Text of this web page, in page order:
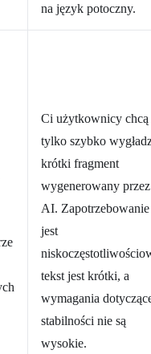
na język potoczny.
Ci użytkownicy chcą
tylko szybko
krótki fragment
wygenerowany przez
AI. Zapotrzebowanie
jest
tekst jest krótki, a
wymagania
stabilności nie są
wysokie.